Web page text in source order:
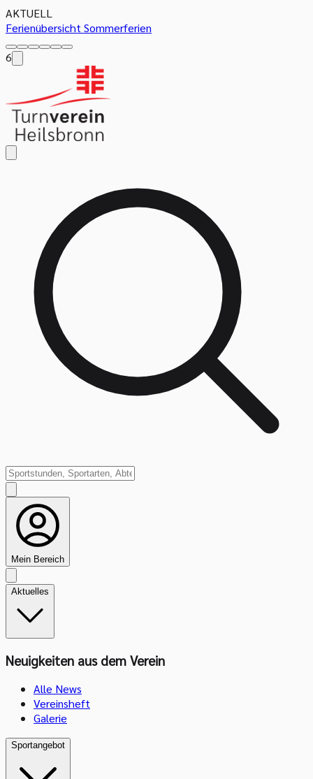
AKTUELL
Ferienübersicht Sommerferien
6
Mein Bereich
Aktuelles
Neuigkeiten aus dem Verein
Alle News
Vereinsheft
Galerie
Sportangebot